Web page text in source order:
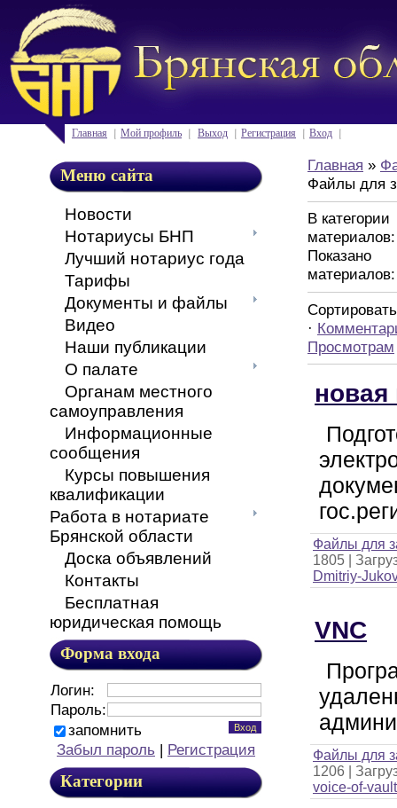
Главная Мой профиль Выход Регистрация Вход
Меню сайта
Новости
Нотариусы БНП
Лучший нотариус года
Тарифы
Документы и файлы
Видео
Наши публикации
О палате
Органам местного
самоуправления
Информационные
сообщения
Курсы повышения
квалификации
Работа в нотариате
Брянской области
Доска объявлений
Контакты
Бесплатная
юридическая помощь
Форма входа
Логин:
Пароль:
запомнить
Забыл пароль | Регистрация
Категории
Главная »
Файлы для
В категории
материалов
Показано
материалов
·
Просмотрам
Файлы для
1805
Dmitriy-
VNC
Файлы для
1206
voice-of-